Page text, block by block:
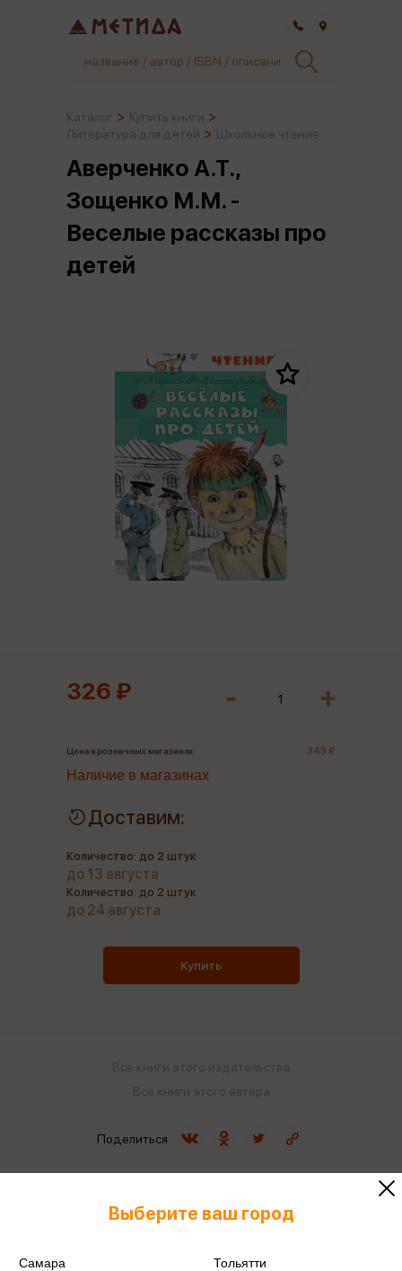
Аверченко А.Т.,
Зощенко М.М. -
Веселые рассказы про
детей
326 ₽
Цена в розничных магазинах: 343 ₽
Наличие в магазинах
Доставим:
Количество: до 2 штук
до 13 августа
Количество: до 2 штук
до 24 августа
Купить
Поделиться
Выберите ваш город
Самара Тольятти